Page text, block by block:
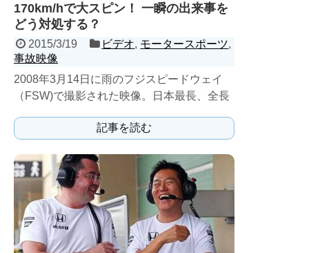
170km/hで大スピン！ 一瞬の出来事を
どう対処する？
2015/3/19 ビデオ, モータースポーツ,
事故映像
2008年3月14日に雨のフジスピードウェイ
（FSW)で撮影された映像。日本最長、全長
記事を読む